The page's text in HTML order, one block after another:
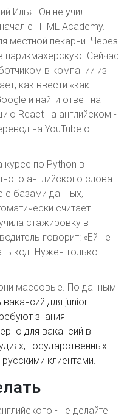
Илья. Он не учил
с HTML Academy.
местной пекарни. Через
парикмахерскую. Сейчас
в компании из
как ввести «как
и найти ответ на
React на английском -
на YouTube от
курсе по Python в
английского слова.
с базами данных,
считает
стажировку в
говорит: «Ей не
код. Нужен только
массовые. По данным
для junior-
знания
для вакансий в
государственных
клиентами.
- не делайте